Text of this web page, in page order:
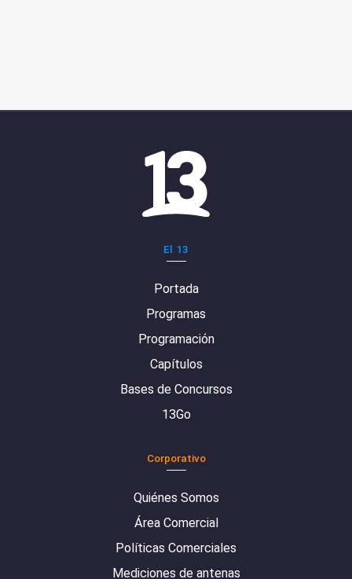
El 13
Portada
Programas
Programación
Capítulos
Bases de Concursos
13Go
Corporativo
Quiénes Somos
Área Comercial
Políticas Comerciales
Mediciones de antenas